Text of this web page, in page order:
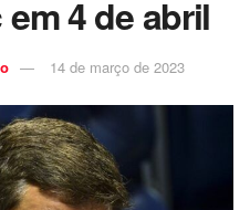
4 de abril
14 de março de 2023